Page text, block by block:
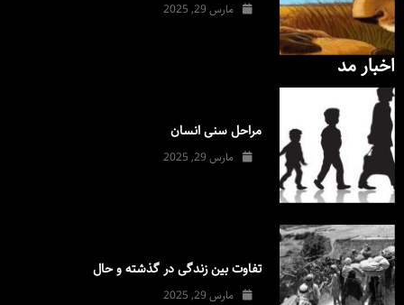
مارس 29, 2025
اخبار مد
مراحل سنی انسان
مارس 29, 2025
تفاوت بین زندگی در گذشته و حال
مارس 29, 2025